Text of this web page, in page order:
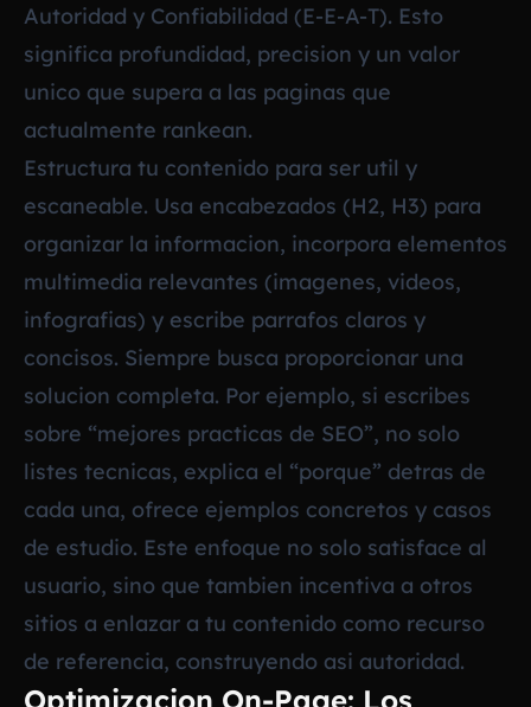
Autoridad y Confiabilidad (E-E-A-T). Esto
significa profundidad, precision y un valor
unico que supera a las paginas que
actualmente rankean.
Estructura tu contenido para ser util y
escaneable. Usa encabezados (H2, H3) para
organizar la informacion, incorpora elementos
multimedia relevantes (imagenes, videos,
infografias) y escribe parrafos claros y
concisos. Siempre busca proporcionar una
solucion completa. Por ejemplo, si escribes
sobre “mejores practicas de SEO”, no solo
listes tecnicas, explica el “porque” detras de
cada una, ofrece ejemplos concretos y casos
de estudio. Este enfoque no solo satisface al
usuario, sino que tambien incentiva a otros
sitios a enlazar a tu contenido como recurso
de referencia, construyendo asi autoridad.
Optimizacion On-Page: Los